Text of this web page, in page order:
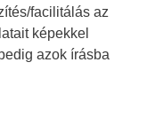
facilitálás az
képekkel
azok írásba